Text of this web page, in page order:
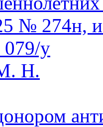
№ 274н,
у
Н.